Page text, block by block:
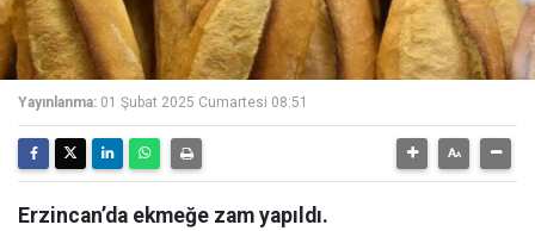
Yayınlanma: 01 Şubat 2025 Cumartesi 08:51
Erzincan’da ekmeğe zam yapıldı.